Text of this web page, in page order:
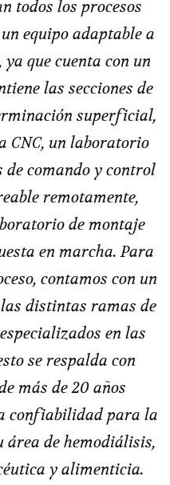
todos los procesos
equipo adaptable a
que cuenta con un
las secciones de
superficial,
CNC, un laboratorio
de comando y control
remotamente,
de montaje
en marcha. Para
contamos con un
distintas ramas de
en las
se respalda con
más de 20 años
confiabilidad para la
de hemodiálisis,
y alimenticia.